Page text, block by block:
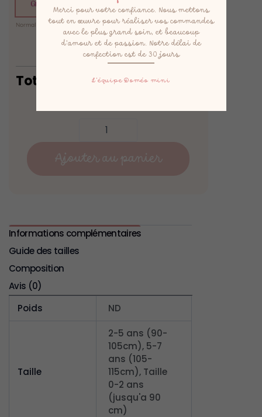
Normal (0,00 €) Express(15,00 €)
Express +
(25,00 €)
Total 69,90
Informations complémentaires
Guide des tailles
Composition
Avis (0)
Poids
ND
Taille
2-5 ans (90-
105cm), 5-7
ans (105-
115cm), Taille
0-2 ans
(jusqu'a 90
cm)
Merci pour votre confiance. Nous mettons
tout en œuvre pour réaliser vos commandes
avec le plus grand soin, et beaucoup
d’amour et de passion. Notre délai de
confection est de 30 jours
L’équipe Doméo mini